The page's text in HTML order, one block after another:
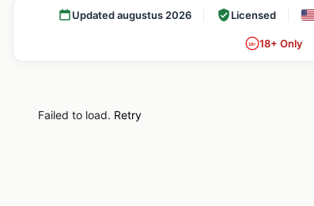
Updated augustus 2026 Licensed
18+ 18+ Only
Failed to load. Retry